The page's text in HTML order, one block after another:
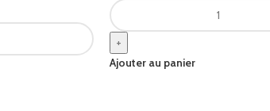
+
Ajouter au panier